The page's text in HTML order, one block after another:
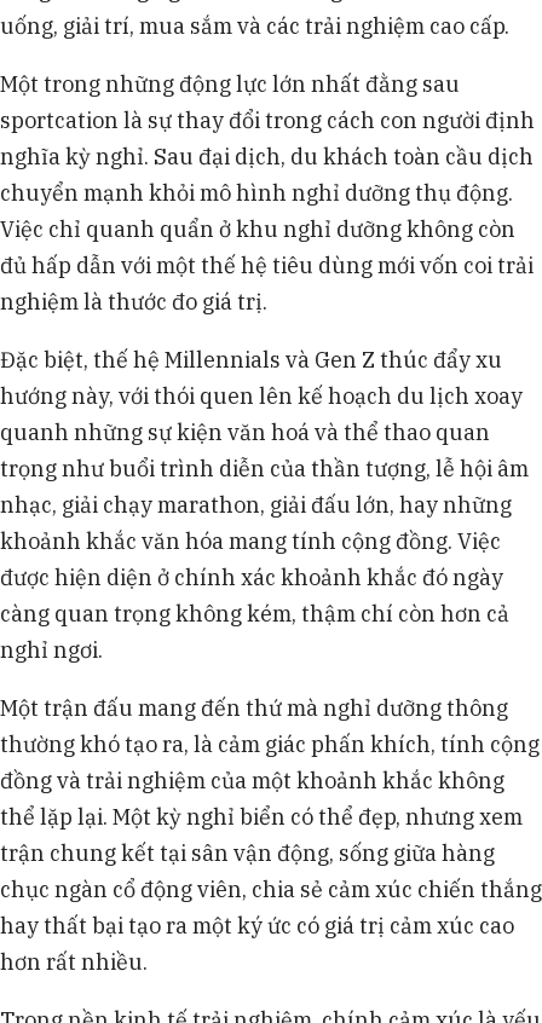
uống, giải trí, mua sắm và các trải nghiệm cao cấp.
Một trong những động lực lớn nhất đằng sau
sportcation là sự thay đổi trong cách con người định
nghĩa kỳ nghỉ. Sau đại dịch, du khách toàn cầu dịch
chuyển mạnh khỏi mô hình nghỉ dưỡng thụ động.
Việc chỉ quanh quẩn ở khu nghỉ dưỡng không còn
đủ hấp dẫn với một thế hệ tiêu dùng mới vốn coi trải
nghiệm là thước đo giá trị.
Đặc biệt, thế hệ Millennials và Gen Z thúc đẩy xu
hướng này, với thói quen lên kế hoạch du lịch xoay
quanh những sự kiện văn hoá và thể thao quan
trọng như buổi trình diễn của thần tượng, lễ hội âm
nhạc, giải chạy marathon, giải đấu lớn, hay những
khoảnh khắc văn hóa mang tính cộng đồng. Việc
được hiện diện ở chính xác khoảnh khắc đó ngày
càng quan trọng không kém, thậm chí còn hơn cả
nghỉ ngơi.
Một trận đấu mang đến thứ mà nghỉ dưỡng thông
thường khó tạo ra, là cảm giác phấn khích, tính cộng
đồng và trải nghiệm của một khoảnh khắc không
thể lặp lại. Một kỳ nghỉ biển có thể đẹp, nhưng xem
trận chung kết tại sân vận động, sống giữa hàng
chục ngàn cổ động viên, chia sẻ cảm xúc chiến thắng
hay thất bại tạo ra một ký ức có giá trị cảm xúc cao
hơn rất nhiều.